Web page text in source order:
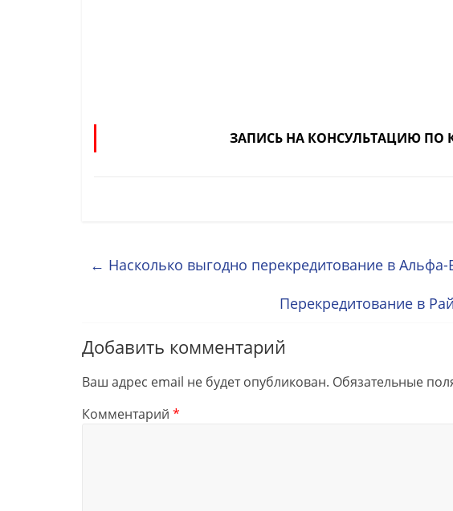
ЗАПИСЬ НА КОНСУЛЬТАЦИЮ ПО
← Насколько выгодно перекредитование в Альфа-
Перекредитование в
Добавить комментарий
Ваш адрес email не будет опубликован. Обязательные
Комментарий *